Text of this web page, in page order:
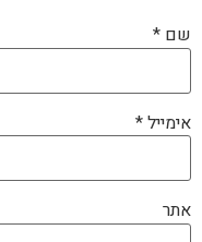
שם *
אימייל*
אתר